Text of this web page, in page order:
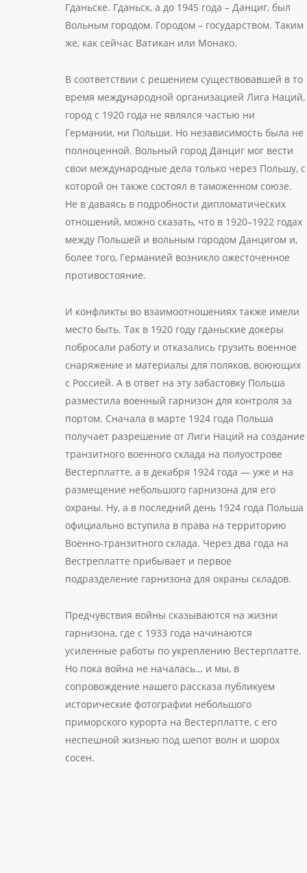
Гданьске. Гданьск, а до 1945 года – Данциг, был
Вольным городом. Городом – государством. Таким
же, как сейчас Ватикан или Монако.
В соответствии с решением существовавшей в то
время международной организацией Лига Наций,
город с 1920 года не являлся частью ни
Германии, ни Польши. Но независимость была не
полноценной. Вольный город Данциг мог вести
свои международные дела только через Польшу, с
которой он также состоял в таможенном союзе.
Не в даваясь в подробности дипломатических
отношений, можно сказать, что в 1920–1922 годах
между Польшей и вольным городом Данцигом и,
более того, Германией возникло ожесточенное
противостояние.
И конфликты во взаимоотношениях также имели
место быть. Так в 1920 году гданьские докеры
побросали работу и отказались грузить военное
снаряжение и материалы для поляков, воюющих
с Россией. А в ответ на эту забастовку Польша
разместила военный гарнизон для контроля за
портом. Сначала в марте 1924 года Польша
получает разрешение от Лиги Наций на создание
транзитного военного склада на полуострове
Вестерплатте, а в декабря 1924 года — уже и на
размещение небольшого гарнизона для его
охраны. Ну, а в последний день 1924 года Польша
официально вступила в права на территорию
Военно-транзитного склада. Через два года на
Вестреплатте прибывает и первое
подразделение гарнизона для охраны складов.
Предчувствия войны сказываются на жизни
гарнизона, где с 1933 года начинаются
усиленные работы по укреплению Вестерплатте.
Но пока война не началась… и мы, в
сопровождение нашего рассказа публикуем
исторические фотографии небольшого
приморского курорта на Вестерплатте, с его
неспешной жизнью под шепот волн и шорох
сосен.